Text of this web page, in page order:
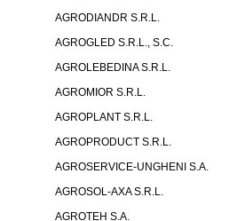
AGRODIANDR S.R.L.
AGROGLED S.R.L., S.C.
AGROLEBEDINA S.R.L.
AGROMIOR S.R.L.
AGROPLANT S.R.L.
AGROPRODUCT S.R.L.
AGROSERVICE-UNGHENI S.A.
AGROSOL-AXA S.R.L.
AGROTEH S.A.